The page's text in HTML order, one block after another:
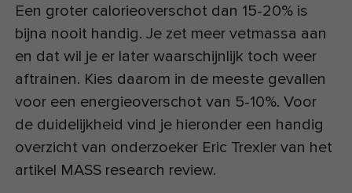
Een groter calorieoverschot dan 15-20% is
bijna nooit handig. Je zet meer vetmassa aan
en dat wil je er later waarschijnlijk toch weer
aftrainen. Kies daarom in de meeste gevallen
voor een energieoverschot van 5-10%. Voor
de duidelijkheid vind je hieronder een handig
overzicht van onderzoeker Eric Trexler van het
artikel MASS research review.